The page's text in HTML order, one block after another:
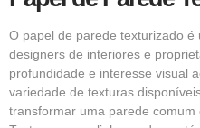
O papel de parede texturizado
designers de interiores e
profundidade e interesse visual
variedade de texturas
transformar uma parede